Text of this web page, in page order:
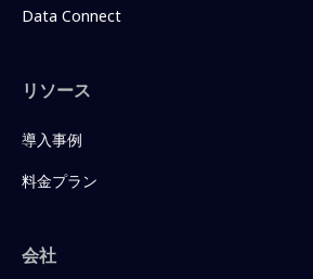
Data Connect
リソース
導入事例
料金プラン
会社